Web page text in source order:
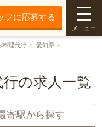
フに応募する
メニュー
料理代行
愛知県
の求人一覧
寄駅から探す